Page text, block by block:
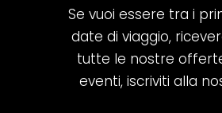
Se vuoi essere tra i
date di viaggio,
tutte le nostre
eventi, iscriviti alla